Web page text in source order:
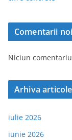
Comentarii noi
Niciun
Arhiva articole
iulie 2026
iunie 2026